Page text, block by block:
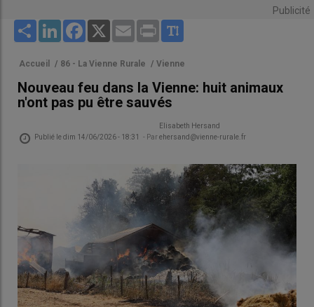
Publicité
Share LinkedInFacebook
X Email Print
Accueil / 86 - La Vienne Rurale / Vienne
Nouveau feu dans la Vienne: huit animaux
n'ont pas pu être sauvés
Publié ledim 14/06/2026 - 18:31 - Par
Elisabeth Hersand
ehersand@vienne-rurale.fr